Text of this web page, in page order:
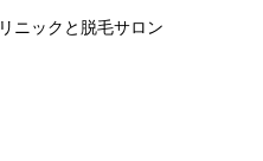
ニックと脱毛サロン